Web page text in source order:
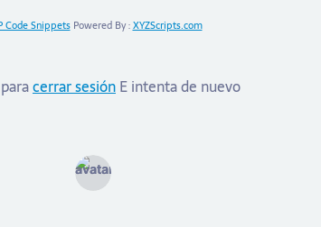
Code SnippetsPowered By :XYZScripts.com
cerrar sesiónE intenta de nuevo